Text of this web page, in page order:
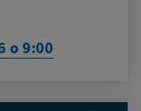
o 9:00